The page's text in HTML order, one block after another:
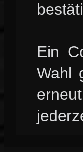
Ein
Wahl